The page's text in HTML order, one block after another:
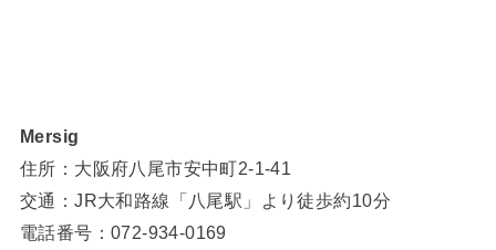
Mersig
住所：大阪府八尾市安中町2-1-41
交通：JR大和路線「八尾駅」より徒歩約10分
電話番号：072-934-0169